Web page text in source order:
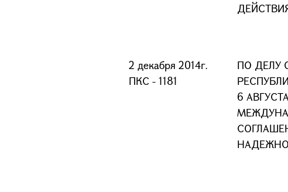
2 декабря 2014г.
ПКС - 1181
ПО ДЕЛУ
6